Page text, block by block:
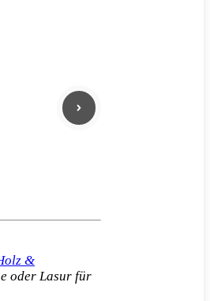
&
oder Lasur für